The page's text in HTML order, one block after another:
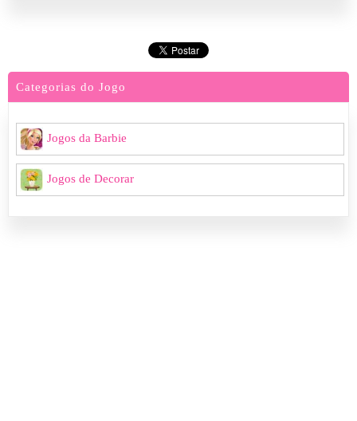
Categorias do Jogo
Jogos da Barbie
Jogos de Decorar